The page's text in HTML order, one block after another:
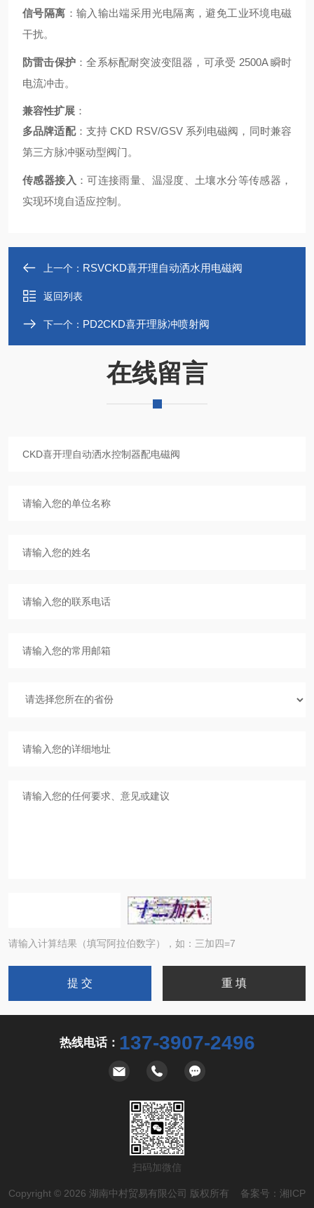
信号隔离 ：输入输出端采用光电隔离，避免工业环境电磁
干扰。
防雷击保护 ：全系标配耐突波变阻器，可承受 2500A 瞬时
电流冲击。
兼容性扩展 ：
多品牌适配：支持 CKD RSV/GSV 系列电磁阀，同时兼容
第三方脉冲驱动型阀门。
传感器接入 ：可连接雨量、温湿度、土壤水分等传感器，
实现环境自适应控制 。
上一个： RSVCKD喜开理自动洒水用电磁阀
返回列表
下一个： PD2CKD喜开理脉冲喷射阀
在线留言
请输入计算结果（填写阿拉伯数字），如：三加四=7
热线电话： 137-3907-2496
扫码加微信
Copyright © 2026 湖南中村贸易有限公司 版权所有 备案号： 湘ICP